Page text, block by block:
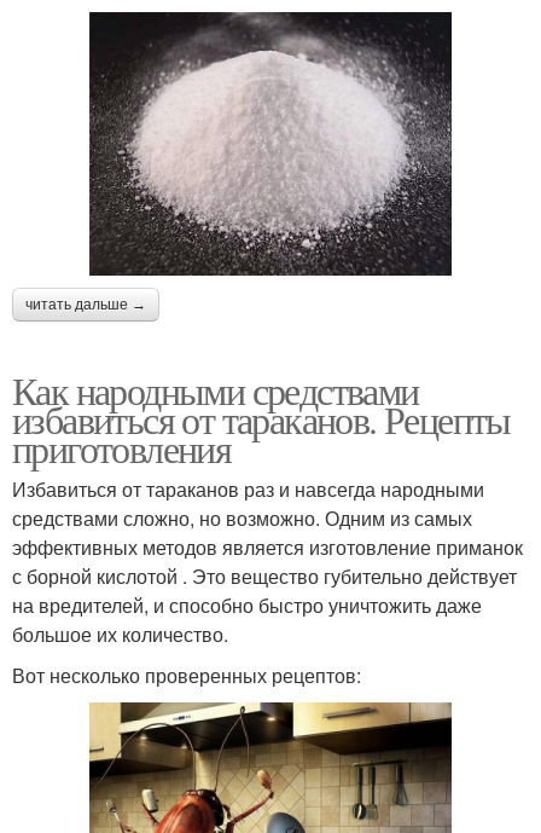
читать дальше →
Как народными средствами
избавиться от тараканов. Рецепты
приготовления
Избавиться от тараканов раз и навсегда народными
средствами сложно, но возможно. Одним из самых
эффективных методов является изготовление приманок
с борной кислотой . Это вещество губительно действует
на вредителей, и способно быстро уничтожить даже
большое их количество.
Вот несколько проверенных рецептов: